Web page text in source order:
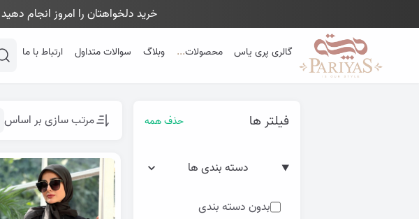
خرید دلخواهتان را امروز انجام دهید
گالری پری یاس محصولات... وبلاگ سوالات متداول ارتباط با ما
فیلتر ها حذف همه
دسته بندی ها
بدون دسته بندی
مرتب سازی بر اساس